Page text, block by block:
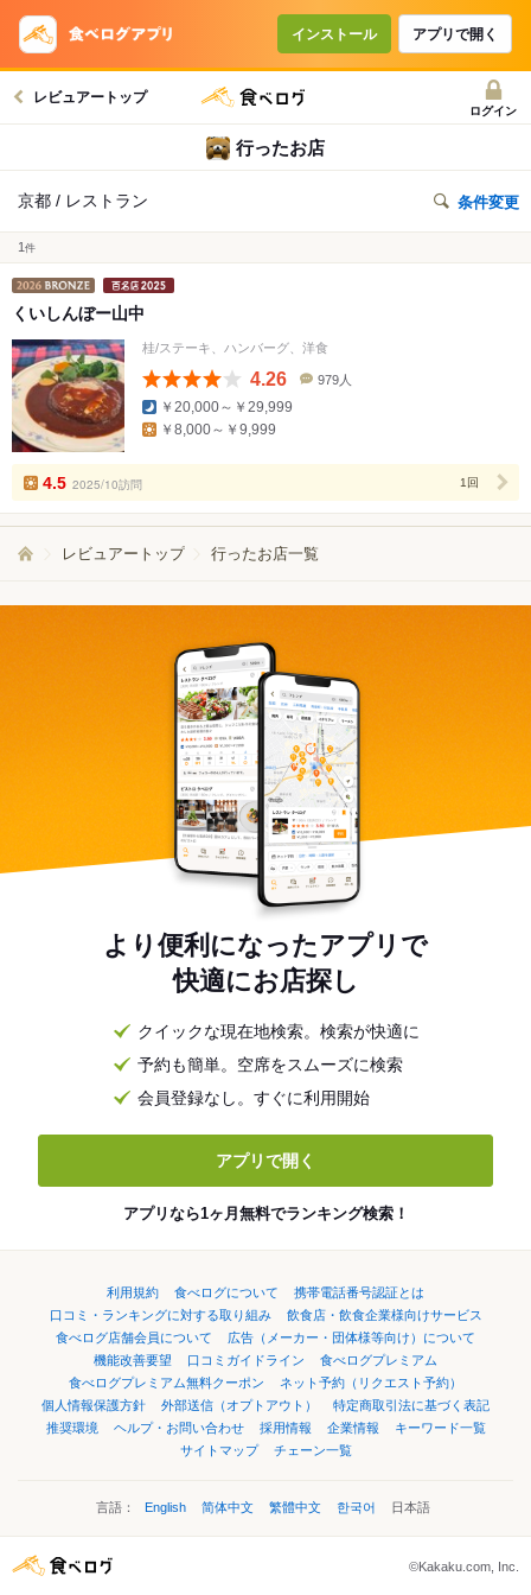
インストール アプリで開く
レビュアートップ
ログイン
行ったお店
京都 / レストラン 条件変更
1 件
くいしんぼー山中
桂/ステーキ、ハンバーグ、洋食
4.26
数
979人
￥20,000～￥29,999
￥8,000～￥9,999
4.5 2025/10訪問 1回
レビュアートップ 行ったお店一覧
より便利になったアプリで
快適にお店探し
クイックな現在地検索。検索が快適に
予約も簡単。空席をスムーズに検索
会員登録なし。すぐに利用開始
アプリで開く
アプリなら1ヶ月無料でランキング検索！
利用規約 食べログについて
携帯電話番号認証とは
口コミ・ランキングに対する取り組み
飲食店・飲食企業様向けサービス
食べログ店舗会員について
広告（メーカー・団体様等向け）について
機能改善要望
口コミガイドライン
食べログプレミアム
食べログプレミアム無料クーポン
ネット予約（リクエスト予約）
個人情報保護方針
外部送信（オプトアウト）
特定商取引法に基づく表記
推奨環境
ヘルプ・お問い合わせ 採用情報 企業情報
キーワード一覧
サイトマップ
チェーン一覧
言語： English 简体中文 繁體中文 한국어 日本語
©Kakaku.com, Inc.